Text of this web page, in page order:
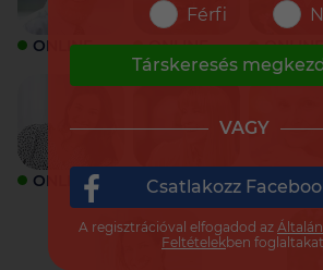
ONLINE ONLINE ONLINE
ONLINE ONLINE ONLINE
Férfi
Társkeresés
VAGY
Csatlakozz
A regisztrációval elfogadod az
Feltételekben